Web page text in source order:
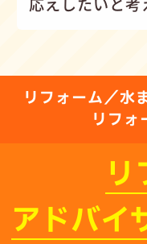
リフォーム／水
リフォ
アドバイ